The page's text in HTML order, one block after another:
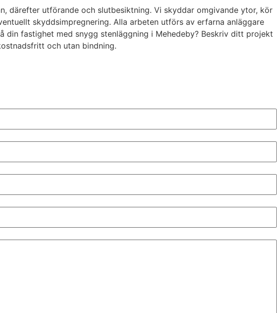
därefter utförande och slutbesiktning. Vi skyddar omgivande ytor, kör
skyddsimpregnering. Alla arbeten utförs av erfarna anläggare
fastighet med snygg stenläggning i Mehedeby? Beskriv ditt projekt
och utan bindning.